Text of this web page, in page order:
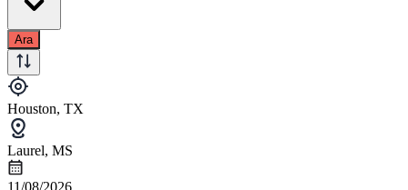
Ara
Houston, TX
Laurel, MS
11/08/2026